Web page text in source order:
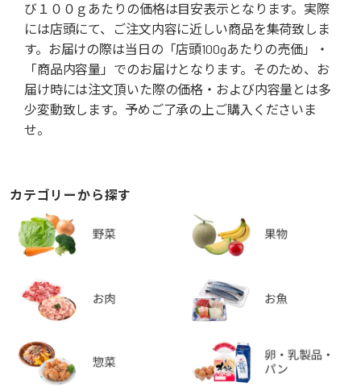
び１００ｇあたりの価格は目安表示となります。実際
には店頭にて、ご注文内容に近しい商品を集荷致しま
す。お届けの際は当日の「店頭100gあたりの売価」・
「商品内容量」でのお届けとなります。そのため、お
届け時には注文頂いた際の価格・および内容量とは多
少変動致します。予めご了承の上ご購入くださいま
せ。
カテゴリーから探す